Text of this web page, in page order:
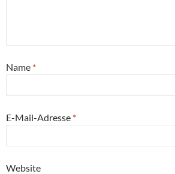
Name *
E-Mail-Adresse *
Website